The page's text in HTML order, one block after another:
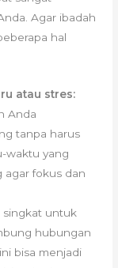
Agar ibadah
hal
atau stres:
Anda
tanpa harus
waktu yang
fokus dan
singkat untuk
hubungan
bisa menjadi